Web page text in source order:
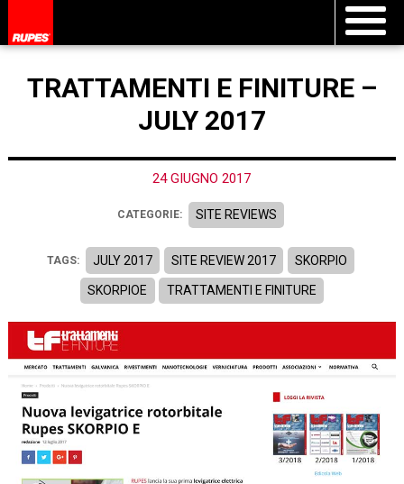
TRATTAMENTI E FINITURE –
JULY 2017
24 GIUGNO 2017
CATEGORIE: SITE REVIEWS
TAGS: JULY 2017 SITE REVIEW 2017 SKORPIO
SKORPIOE TRATTAMENTI E FINITURE